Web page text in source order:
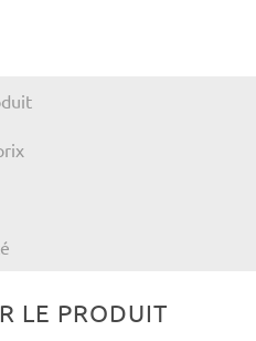
LE PRODUIT